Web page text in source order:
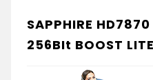
SAPPHIRE
256BIt BOOST LITE